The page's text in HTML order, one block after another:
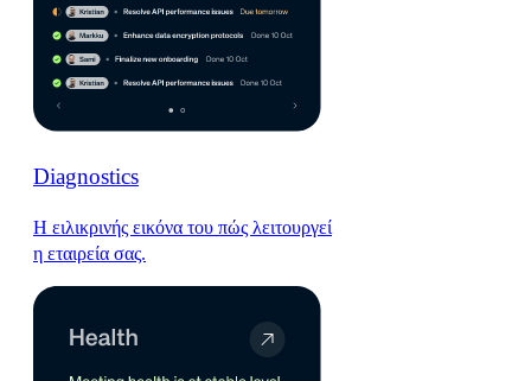
Diagnostics
Η ειλικρινής εικόνα του πώς λειτουργεί
η εταιρεία σας.